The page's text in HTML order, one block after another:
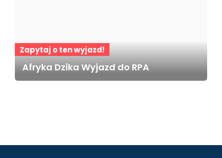
Zapytaj o ten wyjazd!
Afryka Dzika Wyjazd do RPA